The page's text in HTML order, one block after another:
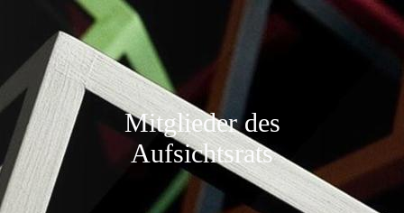
Mitglieder des
Aufsichtsrats